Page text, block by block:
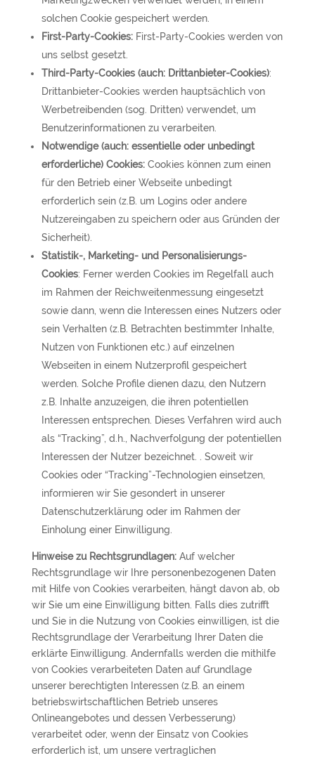
solchen Cookie gespeichert werden.
First-Party-Cookies:First-Party-Cookies werden von
uns selbst gesetzt.
Third-Party-Cookies (auch: Drittanbieter-Cookies):
Drittanbieter-Cookies werden hauptsächlich von
Werbetreibenden (sog. Dritten) verwendet, um
Benutzerinformationen zu verarbeiten.
Notwendige (auch: essentielle oder unbedingt
erforderliche) Cookies:Cookies können zum einen
für den Betrieb einer Webseite unbedingt
erforderlich sein (z.B. um Logins oder andere
Nutzereingaben zu speichern oder aus Gründen der
Sicherheit).
Statistik-, Marketing- und Personalisierungs-
Cookies: Ferner werden Cookies im Regelfall auch
im Rahmen der Reichweitenmessung eingesetzt
sowie dann, wenn die Interessen eines Nutzers oder
sein Verhalten (z.B. Betrachten bestimmter Inhalte,
Nutzen von Funktionen etc.) auf einzelnen
Webseiten in einem Nutzerprofil gespeichert
werden. Solche Profile dienen dazu, den Nutzern
z.B. Inhalte anzuzeigen, die ihren potentiellen
Interessen entsprechen. Dieses Verfahren wird auch
als “Tracking”, d.h., Nachverfolgung der potentiellen
Interessen der Nutzer bezeichnet. . Soweit wir
Cookies oder “Tracking”-Technologien einsetzen,
informieren wir Sie gesondert in unserer
Datenschutzerklärung oder im Rahmen der
Einholung einer Einwilligung.
Hinweise zu Rechtsgrundlagen: Auf welcher
Rechtsgrundlage wir Ihre personenbezogenen Daten
mit Hilfe von Cookies verarbeiten, hängt davon ab, ob
wir Sie um eine Einwilligung bitten. Falls dies zutrifft
und Sie in die Nutzung von Cookies einwilligen, ist die
Rechtsgrundlage der Verarbeitung Ihrer Daten die
erklärte Einwilligung. Andernfalls werden die mithilfe
von Cookies verarbeiteten Daten auf Grundlage
unserer berechtigten Interessen (z.B. an einem
betriebswirtschaftlichen Betrieb unseres
Onlineangebotes und dessen Verbesserung)
verarbeitet oder, wenn der Einsatz von Cookies
erforderlich ist, um unsere vertraglichen